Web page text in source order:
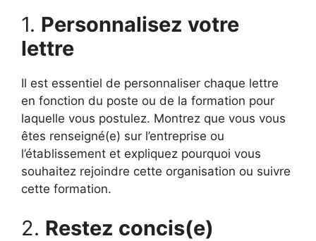
1. Personnalisez votre
lettre
Il est essentiel de personnaliser chaque lettre
en fonction du poste ou de la formation pour
laquelle vous postulez. Montrez que vous vous
êtes renseigné(e) sur l’entreprise ou
l’établissement et expliquez pourquoi vous
souhaitez rejoindre cette organisation ou suivre
cette formation.
2. Restez concis(e)